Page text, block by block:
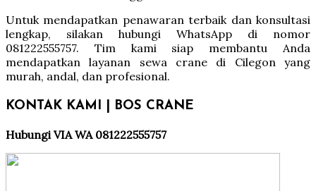
Untuk mendapatkan penawaran terbaik dan konsultasi
lengkap, silakan hubungi WhatsApp di nomor
081222555757. Tim kami siap membantu Anda
mendapatkan layanan sewa crane di Cilegon yang
murah, andal, dan profesional.
KONTAK KAMI | BOS CRANE
Hubungi VIA WA 081222555757